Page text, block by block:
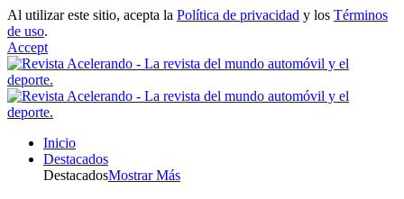
Al utilizar este sitio, acepta la Política de privacidad y los Términos
de uso.
Accept
Inicio
Destacados
DestacadosMostrar Más